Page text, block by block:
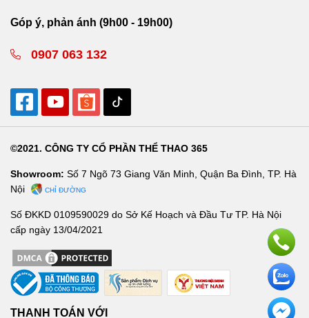
Góp ý, phản ánh (9h00 - 19h00)
0907 063 132
©2021. CÔNG TY CỔ PHẦN THỂ THAO 365
Showroom: Số 7 Ngõ 73 Giang Văn Minh, Quận Ba Đình, TP. Hà
Nội
CHỈ ĐƯỜNG
Số ĐKKD 0109590029 do Sở Kế Hoạch và Đầu Tư TP. Hà Nội
cấp ngày 13/04/2021
THANH TOÁN VỚI